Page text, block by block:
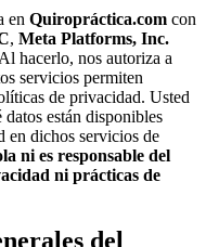
en Quiropráctica.com con
, Meta Platforms, Inc.
hacerlo, nos autoriza a
servicios permiten
de privacidad. Usted
están disponibles
en dichos servicios de
ni es responsable del
ni prácticas de
del